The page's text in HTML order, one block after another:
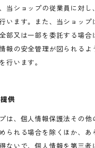
当ショップの従業員に対し
います。また、当ショップ
部又は一部を委託する場合
報の安全管理が図られるよ
行います。
供
は、個人情報保護法その他
られる場合を除くほか、あ
ないで、個人情報を第三者